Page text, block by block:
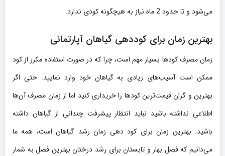
می‌شود و تا حدود 2 ماه نیاز به هیچگونه کودی ندارد.
بهترین زمان برای کوددهی گیاهان آپارتمانی
زمان مصرف کودها بسیار مهم است، چرا که در صورت استفاده مکرر از کود
ممکن است آسیب‌های زیادی به گیاهان خود وارد نمایید. حتی اگر
بهترین و گران قیمت‌ترین کودها را خریداری کنید اما از زمان مصرف آن‌ها
اطلاعی نداشته باشید نباید انتظار پیشرفت چندانی از گیاهان داشته
باشید. بهترین زمان برای کود دهی زمان رشد گیاهان است، همه ما
می‌دانیم که فصل بهار و تابستان برای رشد درختان بهترین فصل به شمار